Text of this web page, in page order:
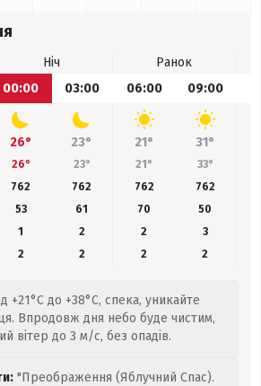
Ніч
Ранок
00:00
03:00 06:00 09:00
26° 23° 21° 31°
26° 23° 21° 33°
762
762 762 762
53
61 70 50
1
2 2
3
2
2 2 2
+21°C до +38°C, спека, уникайте
Впродовж дня небо буде чистим,
вітер до 3 м/с, без опадів.
"Преображення (Яблучний Спас).